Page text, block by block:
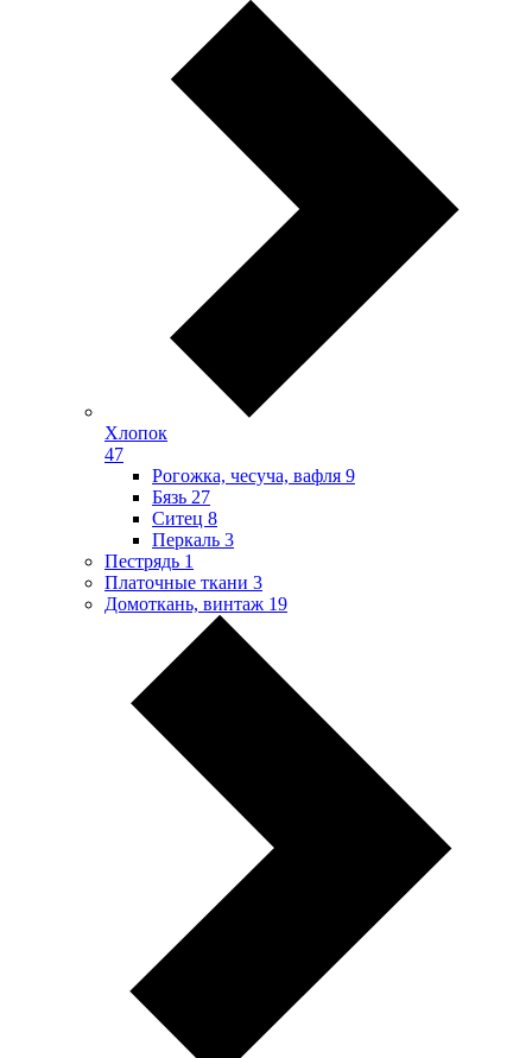
Хлопок
47
Рогожка, чесуча, вафля 9
Бязь 27
Ситец 8
Перкаль 3
Пестрядь 1
Платочные ткани 3
Домоткань, винтаж 19